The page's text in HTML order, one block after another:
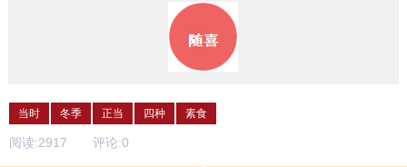
当时 冬季 正当 四种 素食
阅读:2917 评论:0